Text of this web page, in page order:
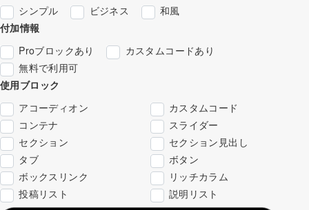
シンプル
ビジネス
和風
付加情報
Proブロックあり
カスタムコードあり
無料で利用可
使用ブロック
アコーディオン
カスタムコード
コンテナ
スライダー
セクション
セクション見出し
タブ
ボタン
ボックスリンク
リッチカラム
投稿リスト
説明リスト